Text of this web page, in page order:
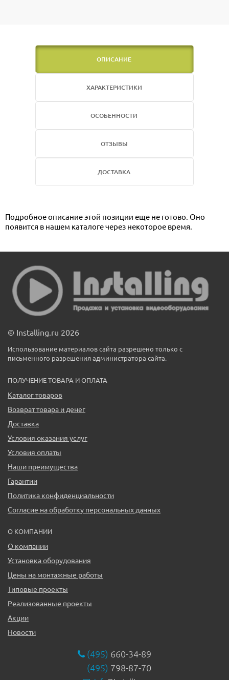
ОПИСАНИЕ
ХАРАКТЕРИСТИКИ
ОСОБЕННОСТИ
ОТЗЫВЫ
ДОСТАВКА
Подробное описание этой позиции еще не готово. Оно
появится в нашем каталоге через некоторое время.
© Installing.ru 2026
Использование материалов сайта разрешено только с
письменного разрешения администратора сайта.
ПОЛУЧЕНИЕ ТОВАРА И ОПЛАТА
Каталог товаров
Возврат товара и денег
Доставка
Условия оказания услуг
Условия оплаты
Наши преимущества
Гарантии
Политика конфиденциальности
Согласие на обработку персональных данных
О КОМПАНИИ
О компании
Установка оборудования
Цены на монтажные работы
Типовые проекты
Реализованные проекты
Акции
Новости
(495) 660-34-89
(495) 798-87-70